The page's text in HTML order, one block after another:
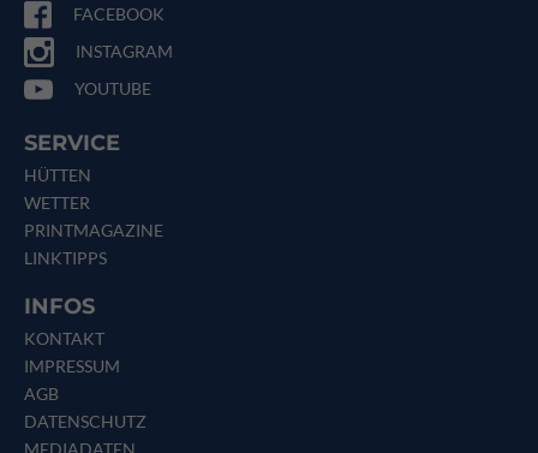
FACEBOOK
INSTAGRAM
YOUTUBE
SERVICE
HÜTTEN
WETTER
PRINTMAGAZINE
LINKTIPPS
INFOS
KONTAKT
IMPRESSUM
AGB
DATENSCHUTZ